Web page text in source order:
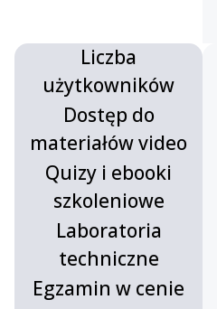
Liczba
użytkowników
Dostęp do
materiałów video
Quizy i ebooki
szkoleniowe
Laboratoria
techniczne
Egzamin w cenie